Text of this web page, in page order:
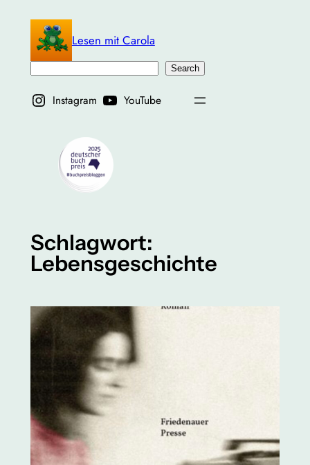
springen
Lesen mit Carola
Search
Instagram YouTube
Schlagwort:
Lebensgeschichte